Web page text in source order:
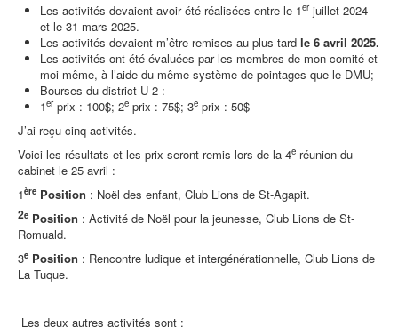
Les activités devaient avoir été réalisées entre le 1er juillet 2024
et le 31 mars 2025.
Les activités devaient m’être remises au plus tard le 6 avril 2025.
Les activités ont été évaluées par les membres de mon comité et
moi-même, à l’aide du même système de pointages que le DMU;
Bourses du district U-2 :
1er prix : 100$; 2e prix : 75$; 3e prix : 50$
J’ai reçu cinq activités.
Voici les résultats et les prix seront remis lors de la 4e réunion du
cabinet le 25 avril :
1ère Position : Noël des enfant, Club Lions de St-Agapit.
2e Position : Activité de Noël pour la jeunesse, Club Lions de St-
Romuald.
3e Position : Rencontre ludique et intergénérationnelle, Club Lions de
La Tuque.
Les deux autres activités sont :